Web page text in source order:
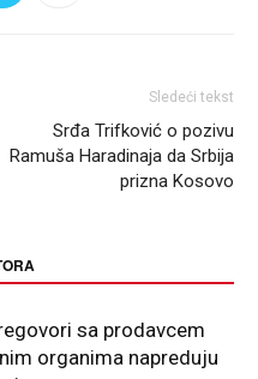
Sledeći tekst
Srđa Trifković o pozivu
Ramuša Haradinaja da Srbija
prizna Kosovo
sa prodavcem
organima napreduju